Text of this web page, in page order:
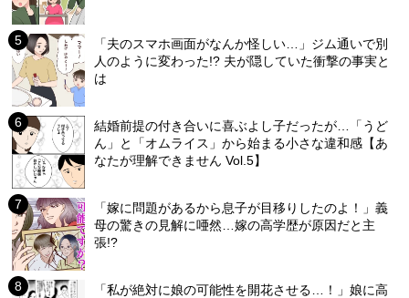
「夫のスマホ画面がなんか怪しい…」ジム通いで別
人のように変わった!? 夫が隠していた衝撃の事実と
は
結婚前提の付き合いに喜ぶよし子だったが…「うど
ん」と「オムライス」から始まる小さな違和感【あ
なたが理解できません Vol.5】
「嫁に問題があるから息子が目移りしたのよ！」義
母の驚きの見解に唖然…嫁の高学歴が原因だと主
張!?
「私が絶対に娘の可能性を開花させる…！」娘に高